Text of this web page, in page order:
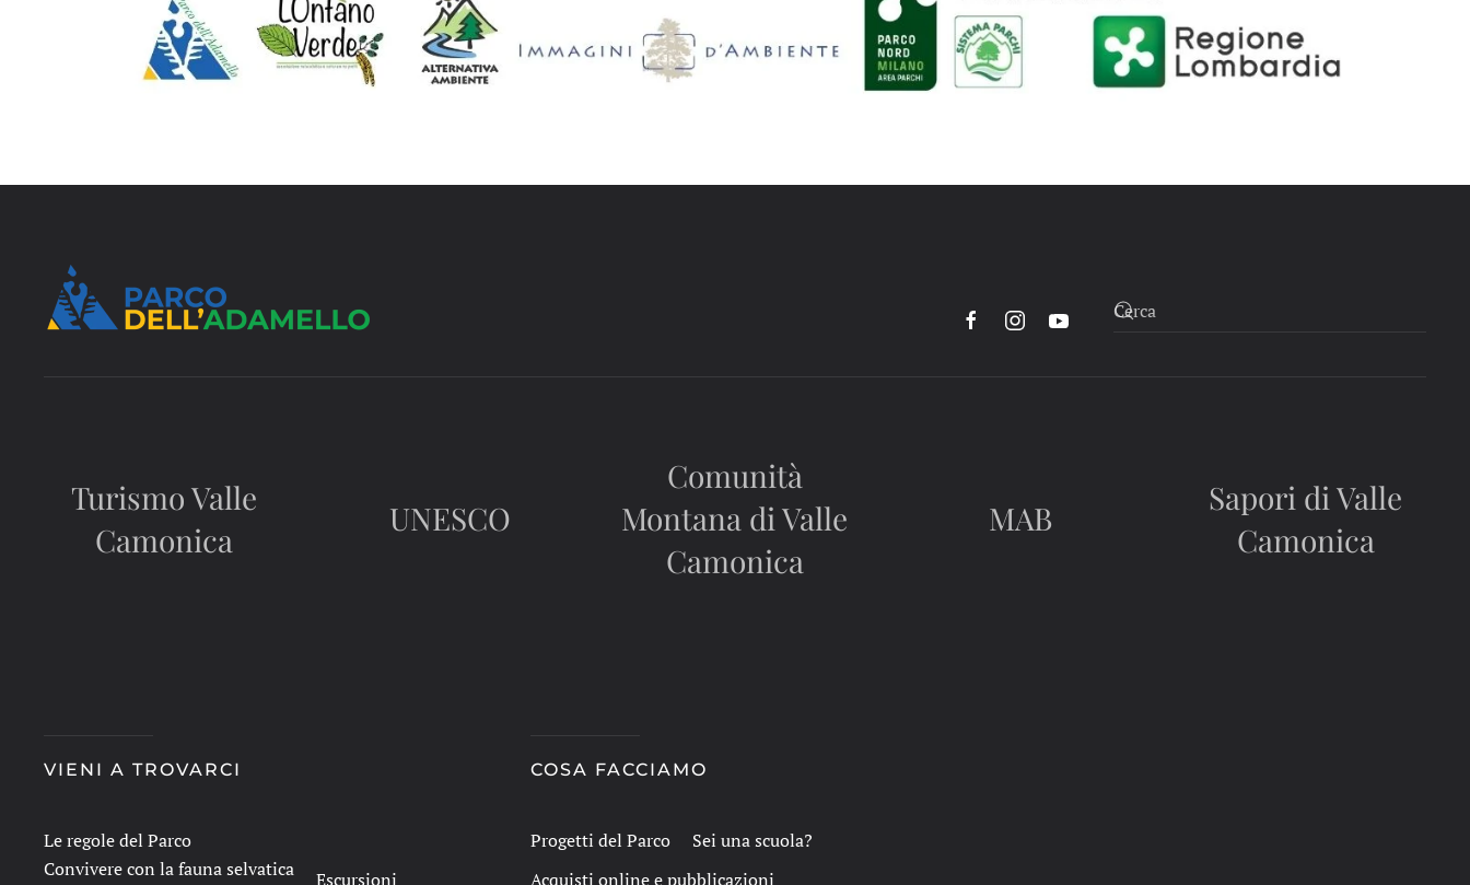
Turismo Valle
Camonica
UNESCO
Comunità
Montana di Valle
Camonica
MAB
Sapori di Valle
Camonica
VIENI A TROVARCI
Le regole del Parco
Convivere con la fauna selvatica
Escursioni
COSA FACCIAMO
Progetti del Parco
Sei una scuola?
Acquisti online e pubblicazioni